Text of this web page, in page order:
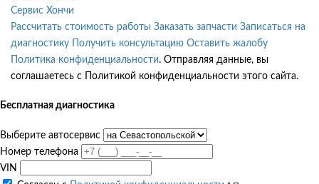
Сервис Хончи
Рассчитать стоимость работы Заказать запчасти Записаться на
диагностику
Получить консультацию Оставить жалобу
Политика конфиденциальности. Отправляя данные, вы
соглашаетесь с Политикой конфиденциальности этого сайта.
Бесплатная диагностика
Выберите автосервис
Номер телефона
VIN